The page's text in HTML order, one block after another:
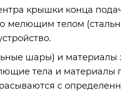
крышки конца
мелющим телом
шары) и материалы
тела и материалы
с